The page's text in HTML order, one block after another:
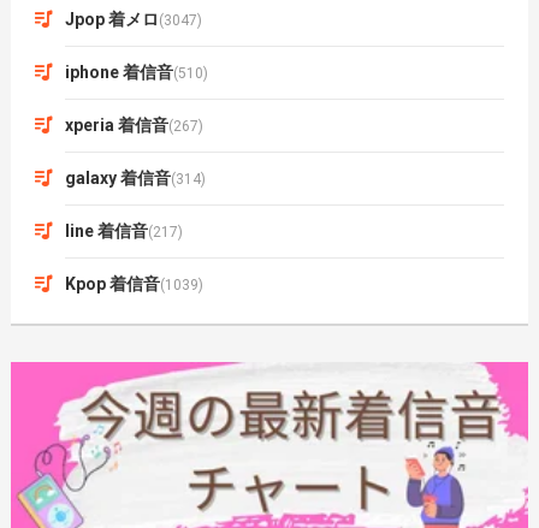
Jpop 着メロ (3047)
iphone 着信音(510)
xperia 着信音(267)
galaxy 着信音(314)
line 着信音(217)
Kpop 着信音(1039)